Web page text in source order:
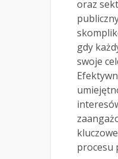
oraz
gdy
swoje
procesu